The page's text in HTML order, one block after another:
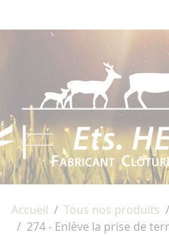
Accueil Tous nos produits
274 - Enlève la prise de